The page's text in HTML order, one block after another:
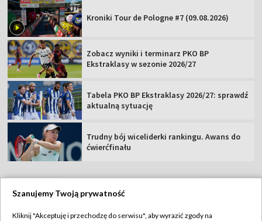
Kroniki Tour de Pologne #7 (09.08.2026)
Zobacz wyniki i terminarz PKO BP
Ekstraklasy w sezonie 2026/27
Tabela PKO BP Ekstraklasy 2026/27: sprawdź
aktualną sytuację
Trudny bój wiceliderki rankingu. Awans do
ćwierćfinału
Szanujemy Twoją prywatność
Kliknij "Akceptuję i przechodzę do serwisu", aby wyrazić zgody na